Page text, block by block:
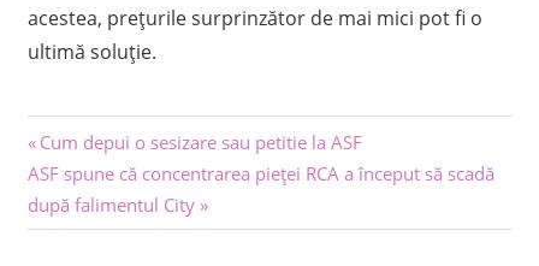
acestea, prețurile surprinzător de mai mici pot fi o
ultimă soluție.
Navigare
în
articole
Previous
Post:
Cum depui o sesizare sau petitie la ASF
Next
Post:
ASF spune că concentrarea pieței RCA a început să scadă
după falimentul City